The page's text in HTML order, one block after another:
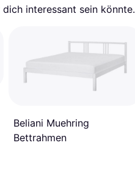
interessant sein könnte.
Beliani Muehring
Bettrahmen